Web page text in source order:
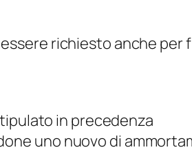
richiesto anche
in precedenza
uno nuovo di